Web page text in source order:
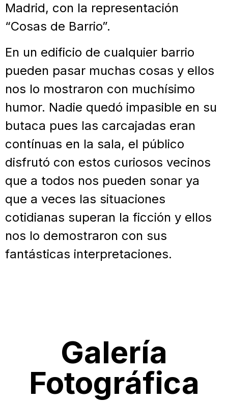
Madrid, con la representación
“Cosas de Barrio”.
En un edificio de cualquier barrio
pueden pasar muchas cosas y ellos
nos lo mostraron con muchísimo
humor. Nadie quedó impasible en su
butaca pues las carcajadas eran
contínuas en la sala, el público
disfrutó con estos curiosos vecinos
que a todos nos pueden sonar ya
que a veces las situaciones
cotidianas superan la ficción y ellos
nos lo demostraron con sus
fantásticas interpretaciones.
Galería
Fotográfica